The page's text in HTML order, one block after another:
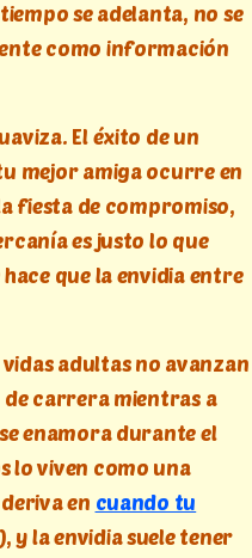
se adelanta, no se
como información
El éxito de un
mejor amiga ocurre en
fiesta de compromiso,
es justo lo que
que la envidia entre
adultas no avanzan
de carrera mientras a
enamora durante el
lo viven como una
en cuando tu
), y la envidia suele tener